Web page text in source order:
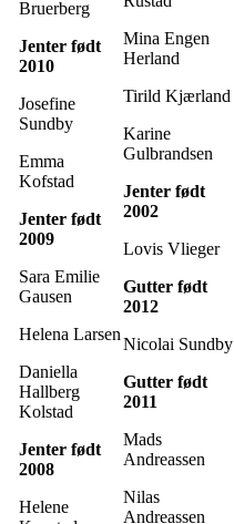
Bruerberg
Jenter født
2010
Josefine
Sundby
Emma
Kofstad
Jenter født
2009
Sara Emilie
Gausen
Helena Larsen
Daniella
Hallberg
Kolstad
Jenter født
2008
Helene
Mina Engen
Herland
Tirild Kjærland
Karine
Gulbrandsen
Jenter født
2002
Lovis Vlieger
Gutter født
2012
Nicolai Sundby
Gutter født
2011
Mads
Andreassen
Nilas
Andreassen